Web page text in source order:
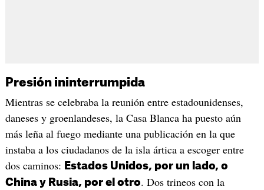
Presión ininterrumpida
Mientras se celebraba la reunión entre estadounidenses,
daneses y groenlandeses, la Casa Blanca ha puesto aún
más leña al fuego mediante una publicación en la que
instaba a los ciudadanos de la isla ártica a escoger entre
dos caminos: Estados Unidos, por un lado, o
China y Rusia, por el otro. Dos trineos con la